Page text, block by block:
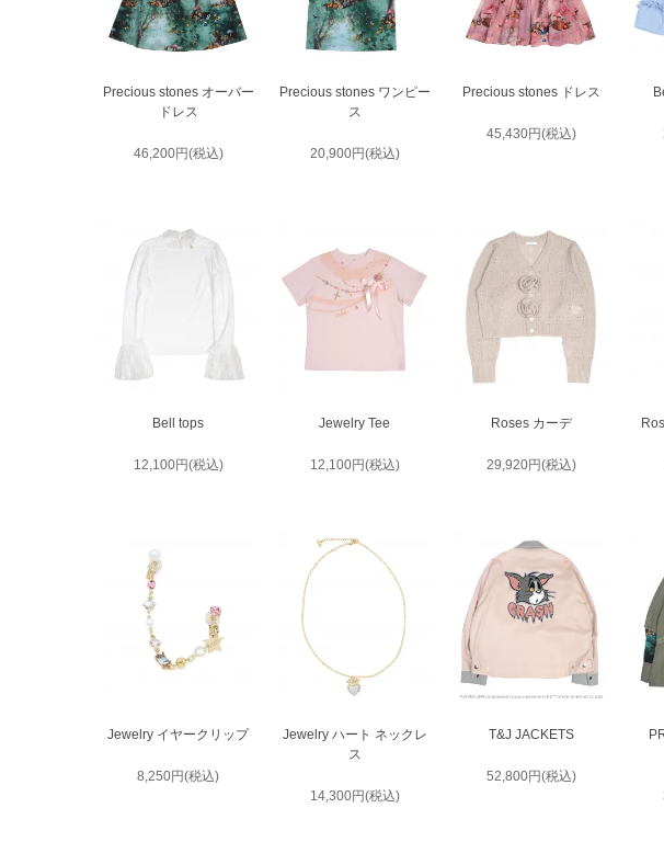
Precious stones オーバー
ドレス
46,200円(税込)
Precious stones ワンピー
ス
20,900円(税込)
Precious stones ドレス
45,430円(税込)
Bell tops
12,100円(税込)
Jewelry Tee
12,100円(税込)
Roses カーデ
29,920円(税込)
Jewelry イヤークリップ
8,250円(税込)
Jewelry ハート ネックレ
ス
14,300円(税込)
T&J JACKETS
52,800円(税込)